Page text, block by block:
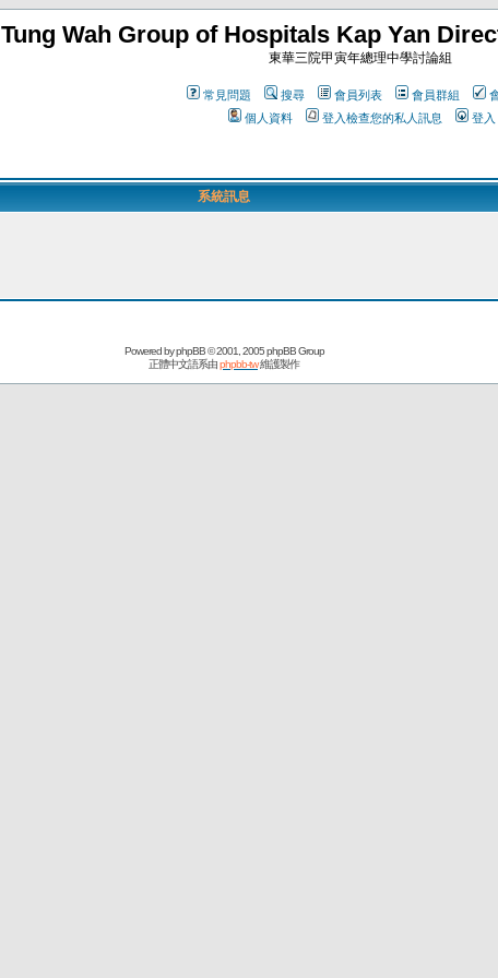
Tung Wah Group of Hospitals Kap Yan
東華三院甲寅年總理中學討論組
常見問題 搜尋 會員列表 會員群組
個人資料
登入檢查您的私人訊息 登入
系統訊息
Powered byphpBB© 2001, 2005 phpBB Group
正體中文語系由phpbb-tw維護製作